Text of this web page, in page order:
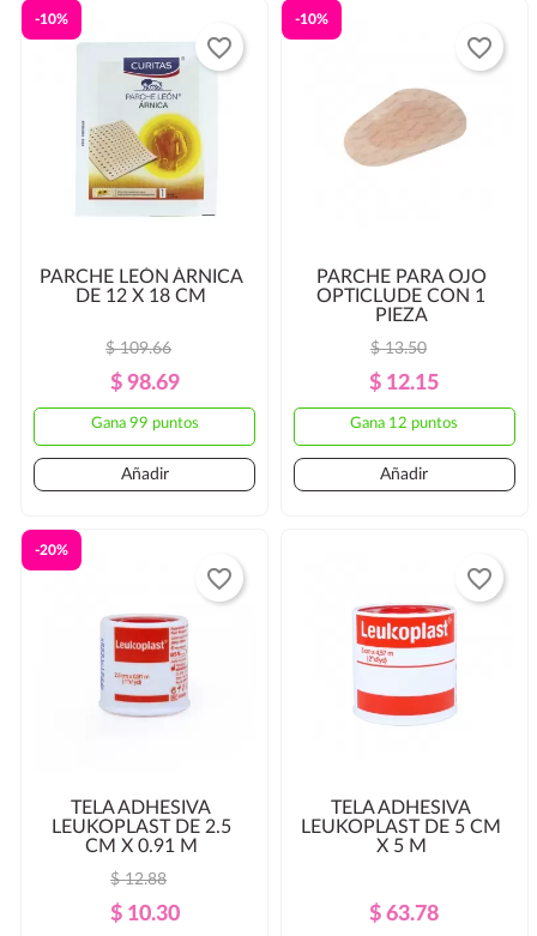
PARCHE LEÓN ÁRNICA
DE 12 X 18 CM
Precio
Regular
$ 109.66
Precio
$ 98.69
Gana 99 puntos
-10%
Añadir
favorite_border
PARCHE PARA OJO
OPTICLUDE CON 1
PIEZA
Precio
Regular
$ 13.50
Precio
$ 12.15
Gana 12 puntos
-10%
Añadir
favorite_border
TELA ADHESIVA
LEUKOPLAST DE 2.5
CM X 0.91 M
Precio
$ 12.88
Precio
$ 10.30
-20%
favorite_border
TELA ADHESIVA
LEUKOPLAST DE 5 CM
X 5 M
Precio
Precio
$ 63.78
favorite_border